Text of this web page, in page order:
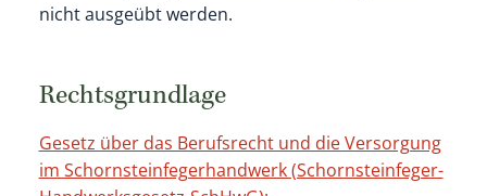
nicht ausgeübt werden.
Rechtsgrundlage
Gesetz über das Berufsrecht und die Versorgung
im Schornsteinfegerhandwerk (Schornsteinfeger-